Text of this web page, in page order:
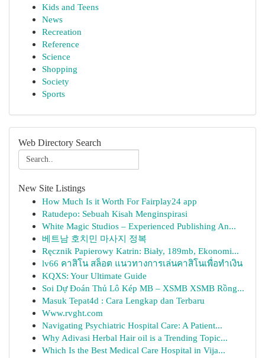
Kids and Teens
News
Recreation
Reference
Science
Shopping
Society
Sports
Web Directory Search
New Site Listings
How Much Is it Worth For Fairplay24 app
Ratudepo: Sebuah Kisah Menginspirasi
White Magic Studios – Experienced Publishing An...
베트남 호치민 마사지 정복
Ręcznik Papierowy Katrin: Biały, 189mb, Ekonomi...
lv66 คาสิโน สล็อต แนวทางการเล่นคาสิโนเพื่อทำเงิน
KQXS: Your Ultimate Guide
Soi Dự Đoán Thủ Lô Kép MB – XSMB XSMB Rồng...
Masuk Tepat4d : Cara Lengkap dan Terbaru
Www.rvght.com
Navigating Psychiatric Hospital Care: A Patient...
Why Adivasi Herbal Hair oil is a Trending Topic...
Which Is the Best Medical Care Hospital in Vija...